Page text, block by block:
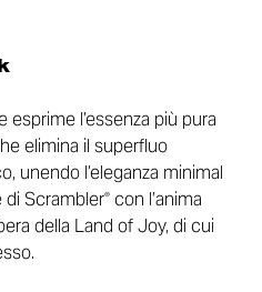
esprime l’essenza più pura
elimina il superfluo
unendo l’eleganza minimal
di Scrambler®con l’anima
della Land of Joy, di cui